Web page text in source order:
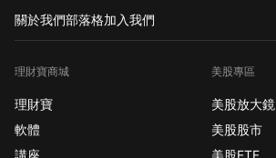
關於我們部落格加入我們
理財寶商城
理財寶
軟體
講座
美股專區
美股放大鏡
美股股市
美股ETF